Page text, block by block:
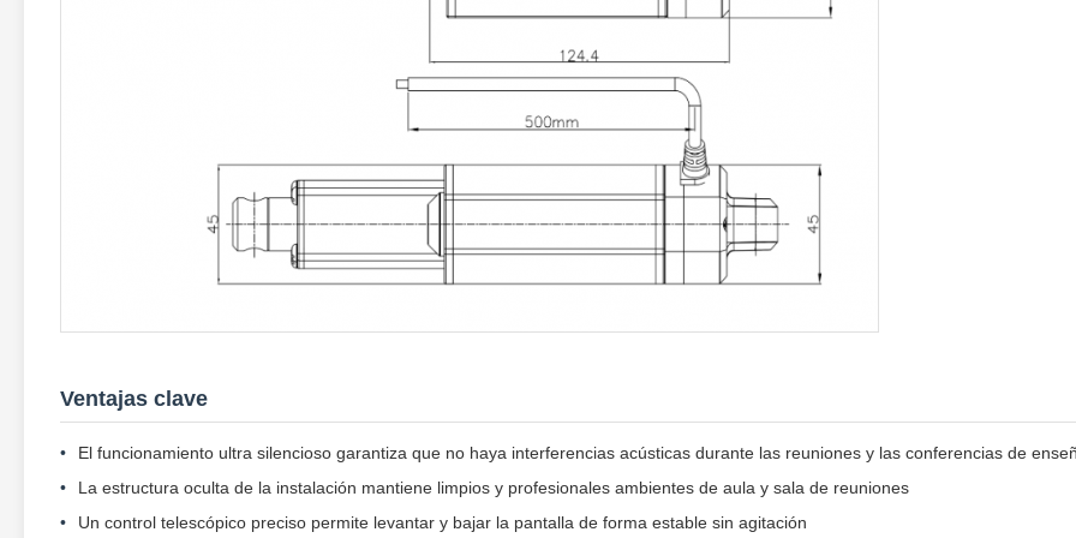
Ventajas clave
El funcionamiento ultra silencioso garantiza que no haya interferencias acústicas durante las reuniones y las conferencias de
La estructura oculta de la instalación mantiene limpios y profesionales ambientes de aula y sala de reuniones
Un control telescópico preciso permite levantar y bajar la pantalla de forma estable sin agitación